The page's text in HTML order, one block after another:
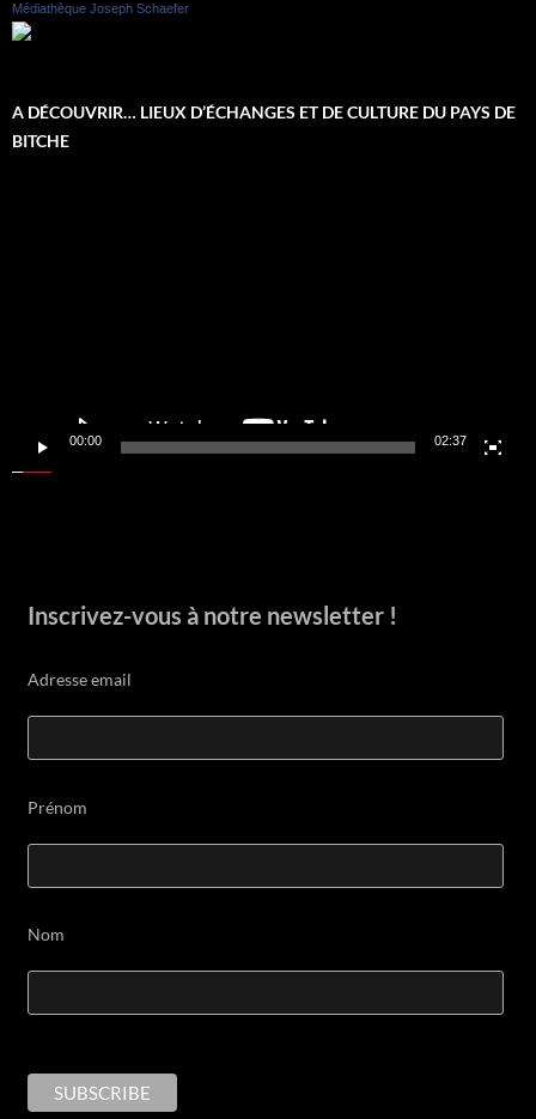
Médiathèque Joseph Schaefer
A DÉCOUVRIR… LIEUX D’ÉCHANGES ET DE CULTURE DU PAYS DE
BITCHE
00:00 02:37
Inscrivez-vous à notre newsletter !
Adresse email
Prénom
Nom